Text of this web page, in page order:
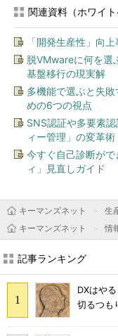
関連資料（ホワイト
「開発生産性」向
脱VMwareに何を選
基盤移行の現実解
多機能で選ぶと失敗
めの6つの視点
SNS認証や多要素
ィー管理」の変革術
今すぐ自己診断が
ィ」見直しガイド
キーマンズネット 生
キーマンズネット
情
記事ランキング
DXはや
切るつも